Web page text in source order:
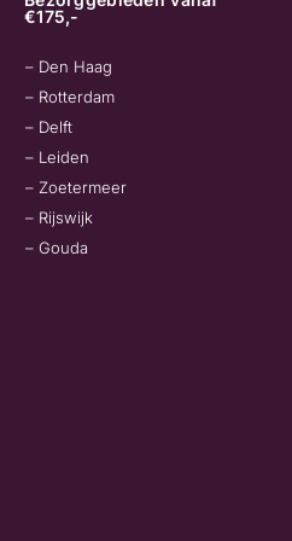
€175,-
– Den Haag
– Rotterdam
– Delft
– Leiden
– Zoetermeer
– Rijswijk
– Gouda